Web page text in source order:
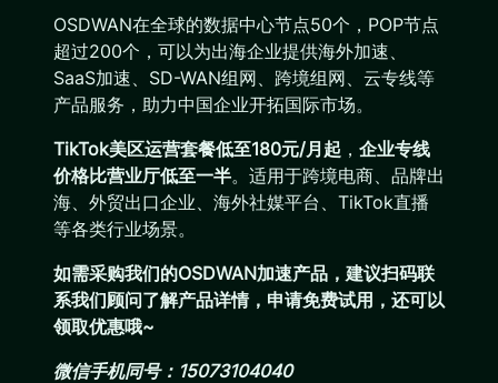
OSDWAN在全球的数据中心节点50个，POP节点
超过200个，可以为出海企业提供海外加速、
SaaS加速、SD-WAN组网、跨境组网、云专线等
产品服务，助力中国企业开拓国际市场。
TikTok美区运营套餐低至180元/月起 ， 企业专线
价格比营业厅低至一半。适用于跨境电商、品牌出
海、外贸出口企业、海外社媒平台、TikTok直播
等各类行业场景。
如需采购我们的OSDWAN加速产品，建议扫码联
系我们顾问了解产品详情，申请免费试用，还可以
领取优惠哦~
微信手机同号：15073104040